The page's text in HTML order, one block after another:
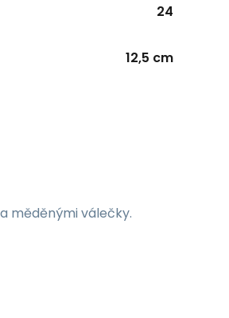
24
12,5 cm
měděnými válečky.